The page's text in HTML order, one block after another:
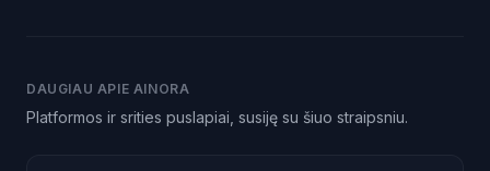
DAUGIAU APIE AINORA
Platformos ir srities puslapiai, susiję su šiuo straipsniu.